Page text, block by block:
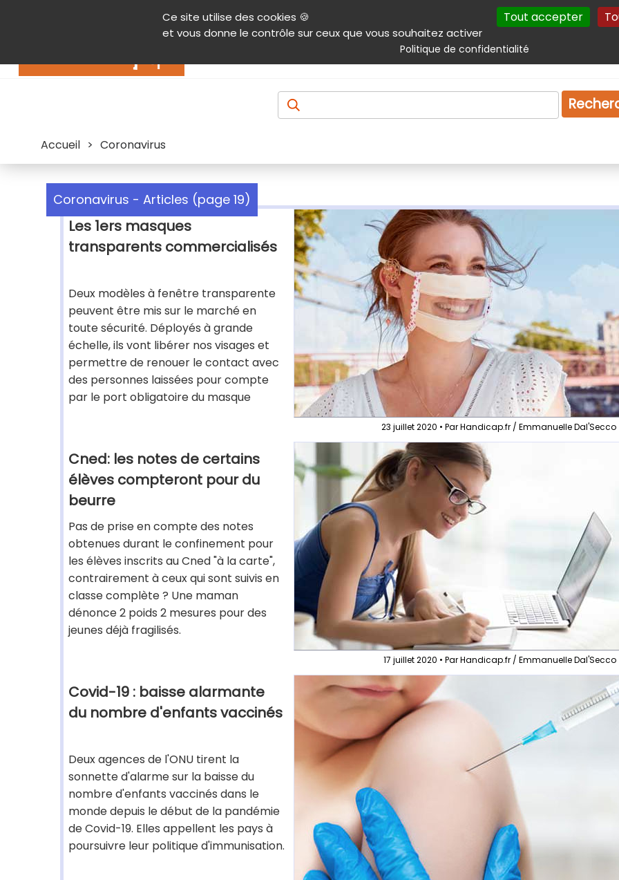
Ce site utilise des cookies 🍪
et vous donne le contrôle sur ceux que vous souhaitez activer
Tout accepter
Politique de confidentialité
Contenu Aide et accessibilité Menu principal Autres services Plan du site
Produits & services Emploi Droit
Accueil > Coronavirus
Coronavirus - Articles (page 19)
Les 1ers masques
transparents commercialisés
Deux modèles à fenêtre transparente
peuvent être mis sur le marché en
toute sécurité. Déployés à grande
échelle, ils vont libérer nos visages et
permettre de renouer le contact avec
des personnes laissées pour compte
par le port obligatoire du masque
23 juillet 2020 • Par Handicap.fr / Emmanuelle Dal'Secco
Cned: les notes de certains
élèves compteront pour du
beurre
Pas de prise en compte des notes
obtenues durant le confinement pour
les élèves inscrits au Cned "à la carte",
contrairement à ceux qui sont suivis en
classe complète ? Une maman
dénonce 2 poids 2 mesures pour des
jeunes déjà fragilisés.
17 juillet 2020 • Par Handicap.fr / Emmanuelle Dal'Secco
Covid-19 : baisse alarmante
du nombre d'enfants vaccinés
Deux agences de l'ONU tirent la
sonnette d'alarme sur la baisse du
nombre d'enfants vaccinés dans le
monde depuis le début de la pandémie
de Covid-19. Elles appellent les pays à
poursuivre leur politique d'immunisation.